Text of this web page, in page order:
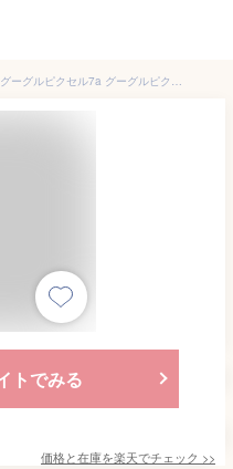
Google Pixel 7a 6a 7 ケース ハード グーグルピクセル7a グーグルピクセル6a GooglePixel7a GooglePixel6a ケース カバー スマホケース ハードケース うさぎ ウサギ くすみカラー くすみ ピンク グリーン ブルー 可愛い
トでみる
価格と在庫を楽天でチェック >>